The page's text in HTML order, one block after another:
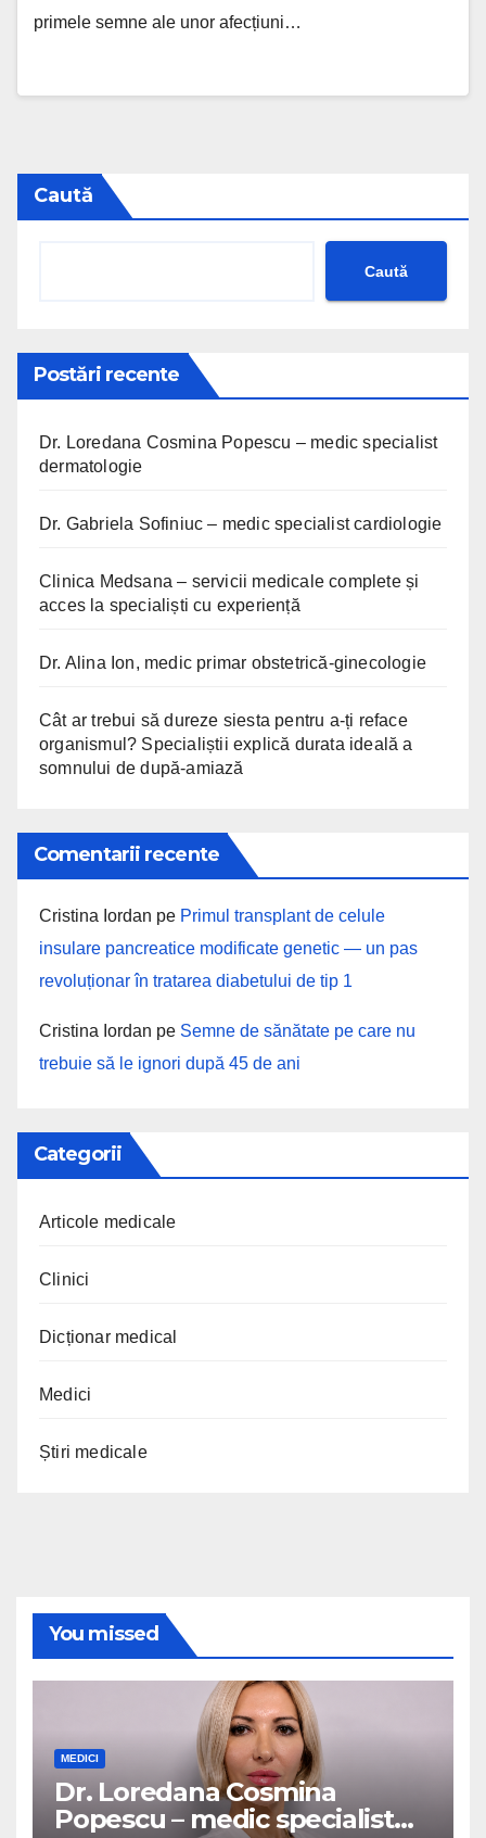
primele semne ale unor afecțiuni…
Caută
Caută
Postări recente
Dr. Loredana Cosmina Popescu – medic specialist
dermatologie
Dr. Gabriela Sofiniuc – medic specialist cardiologie
Clinica Medsana – servicii medicale complete și
acces la specialiști cu experiență
Dr. Alina Ion, medic primar obstetrică-ginecologie
Cât ar trebui să dureze siesta pentru a-ți reface
organismul? Specialiștii explică durata ideală a
somnului de după-amiază
Comentarii recente
Cristina Iordan pe Primul transplant de celule
insulare pancreatice modificate genetic — un pas
revoluționar în tratarea diabetului de tip 1
Cristina Iordan pe Semne de sănătate pe care nu
trebuie să le ignori după 45 de ani
Categorii
Articole medicale
Clinici
Dicționar medical
Medici
Știri medicale
You missed
MEDICI
Dr. Loredana Cosmina
Popescu – medic specialist